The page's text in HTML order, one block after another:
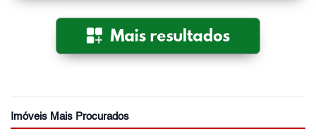
Imóveis Mais Procurados